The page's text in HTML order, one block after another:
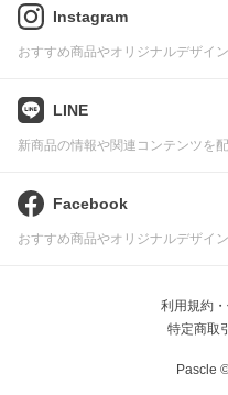
Instagram
おすすめ商品やオリジナルデザイ
LINE
新商品の情報や関連コンテンツを
Facebook
おすすめ商品やオリジナルデザイ
利用規約
特定商取
Pascle